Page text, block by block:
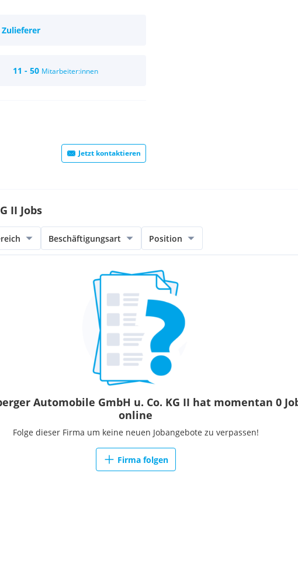
11 - 50 Mitarbeiter:innen
Jetzt kontaktieren
II Jobs
Beschäftigungsart Position
Automobile GmbH u. Co. KG II hat momentan 0
online
Folge dieser Firma um keine neuen Jobangebote zu verpassen!
Firma folgen